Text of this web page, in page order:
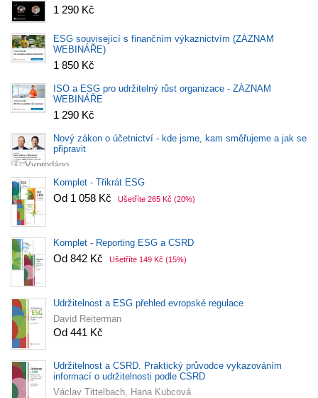
1 290 Kč
ESG související s finančním výkaznictvím (ZÁZNAM
WEBINÁŘE)
1 850 Kč
ISO a ESG pro udržitelný růst organizace - ZÁZNAM
WEBINÁŘE
1 290 Kč
Nový zákon o účetnictví - kde jsme, kam směřujeme a jak se
připravit
Vyprodáno
Komplet - Třikrát ESG
Od 1 058 Kč Ušetříte 265 Kč (20%)
Komplet - Reporting ESG a CSRD
Od 842 Kč Ušetříte 149 Kč (15%)
Udržitelnost a ESG přehled evropské regulace
David Reiterman
Od 441 Kč
Udržitelnost a CSRD. Praktický průvodce vykazováním
informací o udržitelnosti podle CSRD
Václav Tittelbach, Hana Kubcová